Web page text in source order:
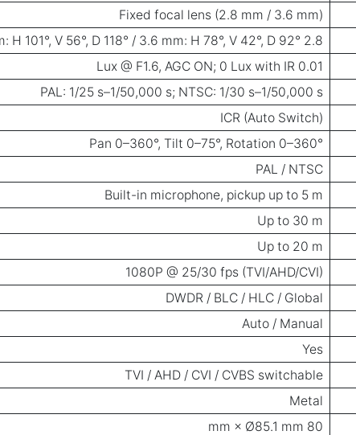
Fixed focal lens (2.8 mm / 3.6 mm)
2.8 mm: H 101°, V 56°, D 118° / 3.6 mm: H 78°, V 42°, D 92°
0.01 Lux @ F1.6, AGC ON; 0 Lux with IR
PAL: 1/25 s–1/50,000 s; NTSC: 1/30 s–1/50,000 s
ICR (Auto Switch)
Pan 0–360°, Tilt 0–75°, Rotation 0–360°
PAL / NTSC
Built-in microphone, pickup up to 5 m
Up to 30 m
Up to 20 m
1080P @ 25/30 fps (TVI/AHD/CVI)
DWDR / BLC / HLC / Global
Auto / Manual
Yes
TVI / AHD / CVI / CVBS switchable
Metal
80 mm × Ø85.1 mm